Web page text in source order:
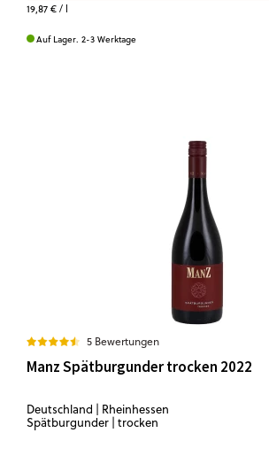
19,87 €/ l
Auf Lager. 2-3 Werktage
5 Bewertungen
Manz Spätburgunder trocken 2022
Deutschland | Rheinhessen
Spätburgunder | trocken